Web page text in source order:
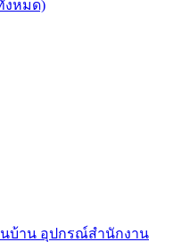
งหมด)
บ้าน อุปกรณ์สำนักงาน